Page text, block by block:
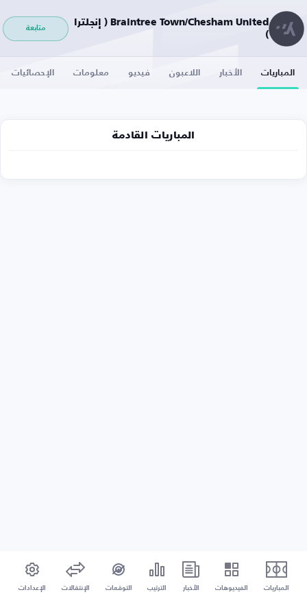
Braintree Town/Chesham United ( إنجلترا
)
متابعة
المباريات الأخبار اللاعبون فيديو معلومات الإحصائيات
المباريات القادمة
المباريات الفيديوهات الأخبار الترتيب التوقعات الإنتقالات الإعدادات